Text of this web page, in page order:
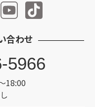
合わせ
18:00
5966